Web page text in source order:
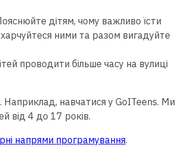
дітям, чому важливо їсти
ними та разом вигадуйте
проводити більше часу на вулиці
навчатися у GoITeens. Ми
від 4 до 17 років.
напрями програмування.